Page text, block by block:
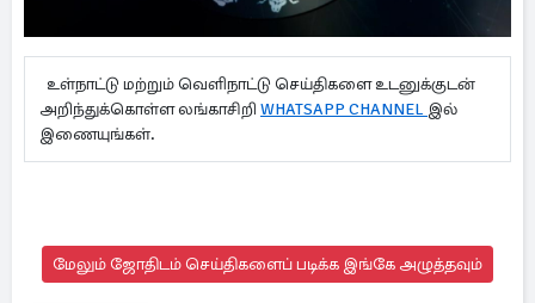
உள்நாட்டு மற்றும் வெளிநாட்டு செய்திகளை உடனுக்குடன்
அறிந்துக்கொள்ள லங்காசிறி WHATSAPP CHANNEL இல்
இணையுங்கள்.
மேலும் ஜோதிடம் செய்திகளைப் படிக்க இங்கே அழுத்தவும்